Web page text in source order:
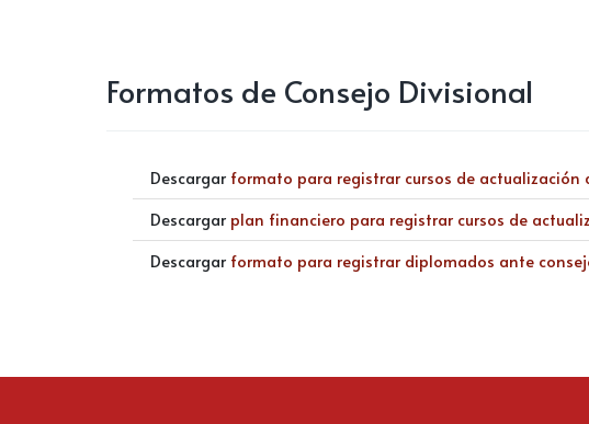
Formatos de Consejo Divisional
Descargar formato para registrar cursos de actualización
Descargar plan financiero para registrar cursos de
Descargar formato para registrar diplomados ante